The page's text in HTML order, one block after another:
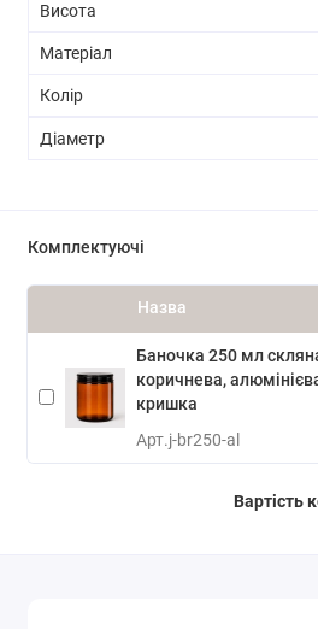
Висота
Матеріал
Колір
Діаметр
Комплектуючі
Назва
Баночка 250 мл
коричнева,
кришка
Арт.j-br250-al
Вартість